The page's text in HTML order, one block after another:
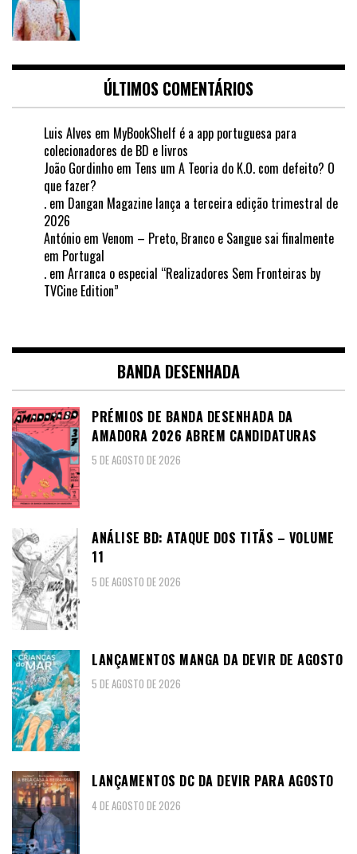
ÚLTIMOS COMENTÁRIOS
Luis Alves em MyBookShelf é a app portuguesa para
colecionadores de BD e livros
João Gordinho em Tens um A Teoria do K.O. com defeito? O
que fazer?
. em Dangan Magazine lança a terceira edição trimestral de
2026
António em Venom – Preto, Branco e Sangue sai finalmente
em Portugal
. em Arranca o especial “Realizadores Sem Fronteiras by
TVCine Edition”
BANDA DESENHADA
PRÉMIOS DE BANDA DESENHADA DA
AMADORA 2026 ABREM CANDIDATURAS
5 DE AGOSTO DE 2026
ANÁLISE BD: ATAQUE DOS TITÃS – VOLUME
11
5 DE AGOSTO DE 2026
LANÇAMENTOS MANGA DA DEVIR DE AGOSTO
5 DE AGOSTO DE 2026
LANÇAMENTOS DC DA DEVIR PARA AGOSTO
4 DE AGOSTO DE 2026